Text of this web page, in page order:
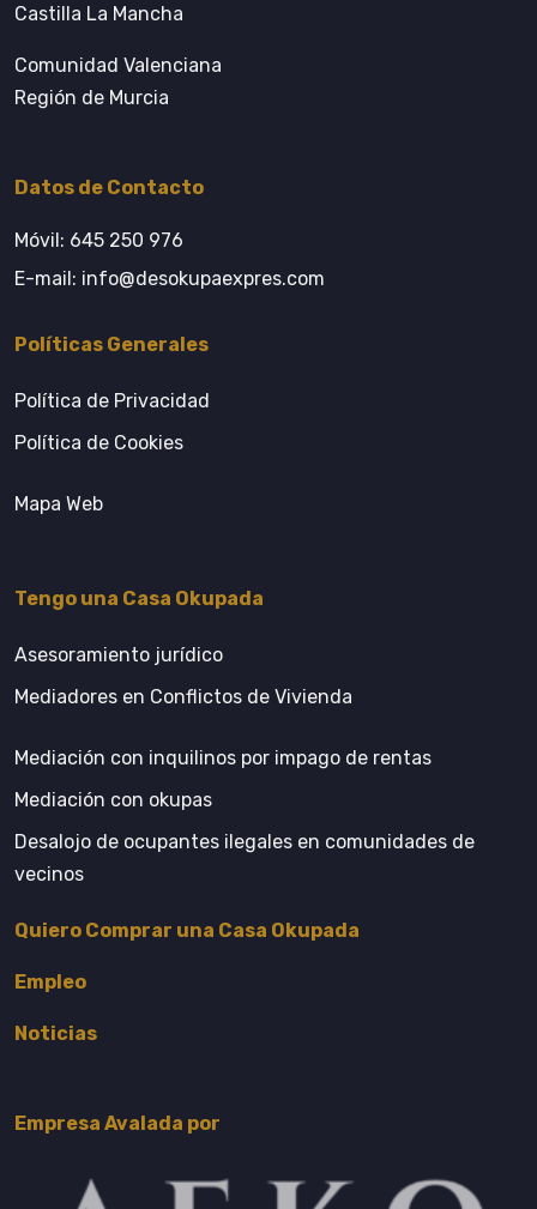
Castilla La Mancha
Comunidad Valenciana
Región de Murcia
Datos de Contacto
Móvil: 645 250 976
E-mail: info@desokupaexpres.com
Políticas Generales
Política de Privacidad
Política de Cookies
Mapa Web
Tengo una Casa Okupada
Asesoramiento jurídico
Mediadores en Conflictos de Vivienda
Mediación con inquilinos por impago de rentas
Mediación con okupas
Desalojo de ocupantes ilegales en comunidades de
vecinos
Quiero Comprar una Casa Okupada
Empleo
Noticias
Empresa Avalada por